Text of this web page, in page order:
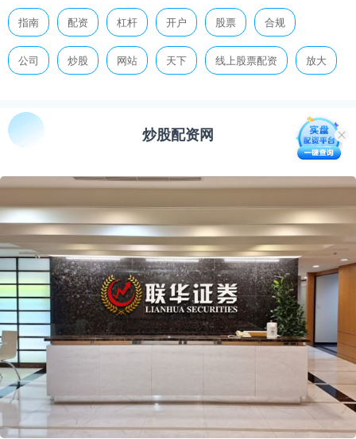
指南 配资 杠杆 开户 股票 合规
公司 炒股 网站 天下 线上股票配资 放大
炒股配资网